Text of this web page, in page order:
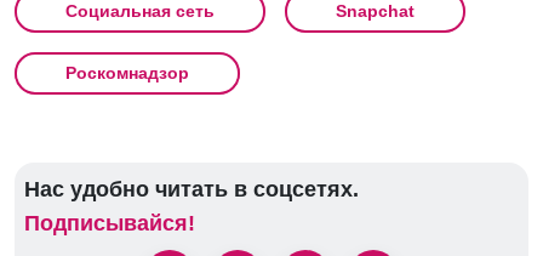
Социальная сеть Snapchat
Роскомнадзор
Нас удобно читать в соцсетях.
Подписывайся!